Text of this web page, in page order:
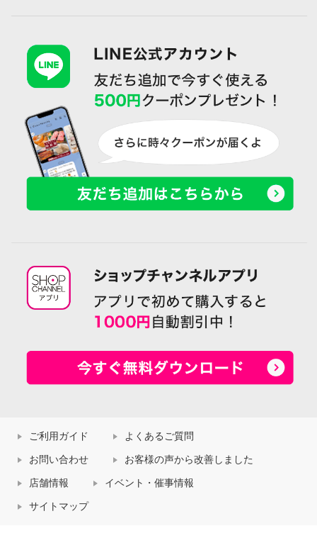
ご利用ガイド よくあるご質問
お問い合わせ お客様の声から改善しました
店舗情報 イベント・催事情報
サイトマップ